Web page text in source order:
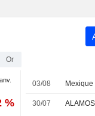
Or
%
03/08
30/07